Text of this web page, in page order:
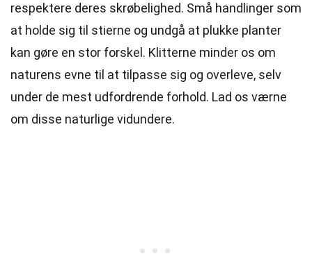
respektere deres skrøbelighed. Små handlinger som
at holde sig til stierne og undgå at plukke planter
kan gøre en stor forskel. Klitterne minder os om
naturens evne til at tilpasse sig og overleve, selv
under de mest udfordrende forhold. Lad os værne
om disse naturlige vidundere.